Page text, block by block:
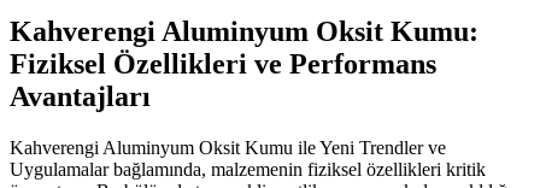
Kahverengi Aluminyum Oksit Kumu:
Fiziksel Özellikleri ve Performans
Avantajları
Kahverengi Aluminyum Oksit Kumu ile Yeni Trendler ve
Uygulamalar bağlamında, malzemenin fiziksel özellikleri kritik